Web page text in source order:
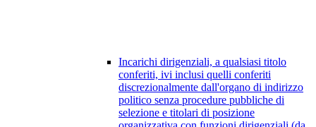
Incarichi dirigenziali, a qualsiasi titolo
conferiti, ivi inclusi quelli conferiti
discrezionalmente dall'organo di indirizzo
politico senza procedure pubbliche di
selezione e titolari di posizione